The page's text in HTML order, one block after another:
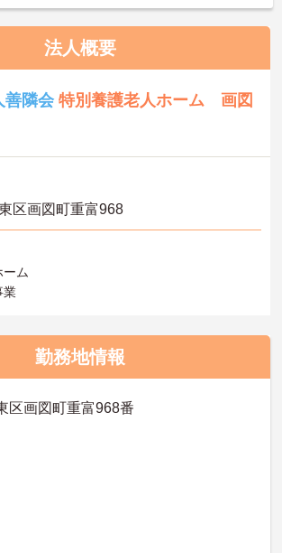
法人概要
善隣会特別養護老人ホーム 画図
区画図町重富968
ム
業
勤務地情報
区画図町重富968番